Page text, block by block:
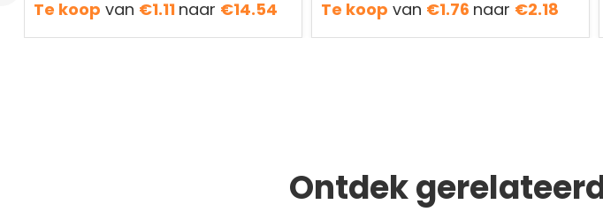
Te koop van €1.11 naar €14.54
Te koop van €1.76 naar €2.18
Ontdek